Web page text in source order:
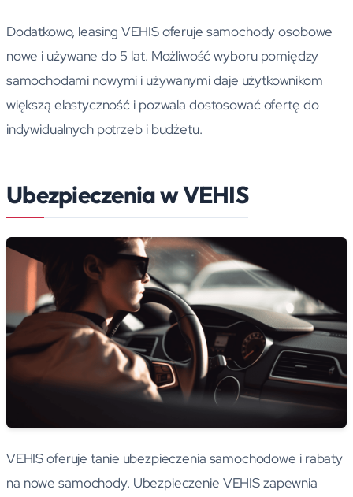
Dodatkowo, leasing VEHIS oferuje samochody osobowe
nowe i używane do 5 lat. Możliwość wyboru pomiędzy
samochodami nowymi i używanymi daje użytkownikom
większą elastyczność i pozwala dostosować ofertę do
indywidualnych potrzeb i budżetu.
Ubezpieczenia w VEHIS
VEHIS oferuje tanie ubezpieczenia samochodowe i rabaty
na nowe samochody. Ubezpieczenie VEHIS zapewnia